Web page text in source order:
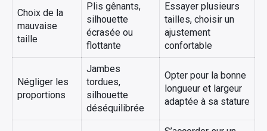
Choix de la
mauvaise
taille
Plis gênants,
silhouette
écrasée ou
flottante
Essayer plusieurs
tailles, choisir un
ajustement
confortable
Négliger les
proportions
Jambes
tordues,
silhouette
déséquilibrée
Opter pour la bonne
longueur et largeur
adaptée à sa stature